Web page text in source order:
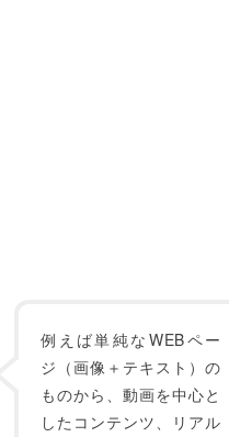
例えば単純なWEBペー
ジ（画像＋テキスト）の
ものから、動画を中心と
したコンテンツ、リアル